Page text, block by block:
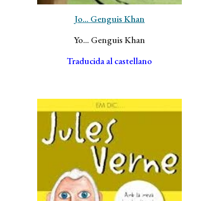
Jo... Genguis Khan
Yo... Genguis Khan
Traducida al castellano